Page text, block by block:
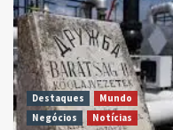
Destaques
Mundo
Negócios
Notícias